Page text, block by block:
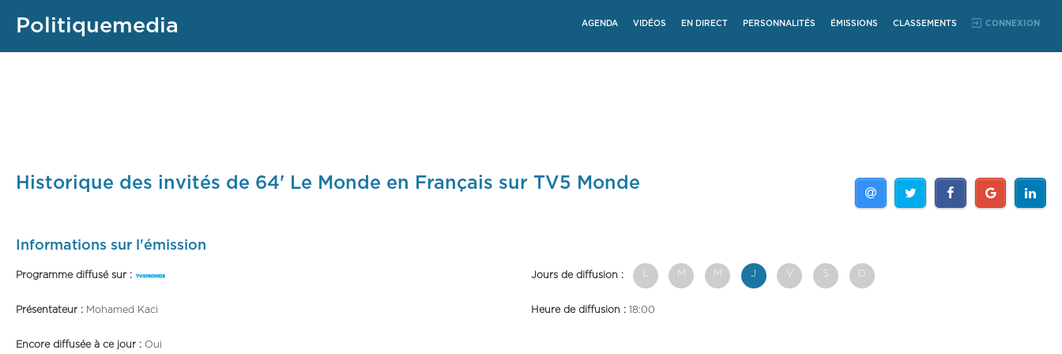
Politiquemedia AGENDA VIDÉOS EN DIRECT PERSONNALITÉS ÉMISSIONS CLASSEMENTS CONNEXION
Historique des invités de 64' Le Monde en Français sur TV5 Monde
Informations sur l'émission
Programme diffusé sur : Jours de diffusion : M M J V S D
Présentateur : Mohamed Kaci Heure de diffusion : 18:00
Encore diffusée à ce jour : Oui